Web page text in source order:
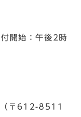
開始：午後2時
〒612-8511